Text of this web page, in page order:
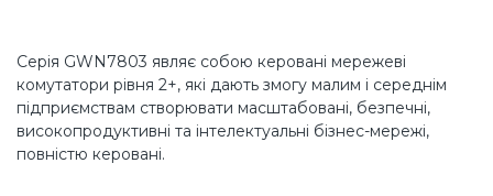
Серія GWN7803 являє собою керовані мережеві
комутатори рівня 2+, які дають змогу малим і середнім
підприємствам створювати масштабовані, безпечні,
високопродуктивні та інтелектуальні бізнес-мережі,
повністю керовані.